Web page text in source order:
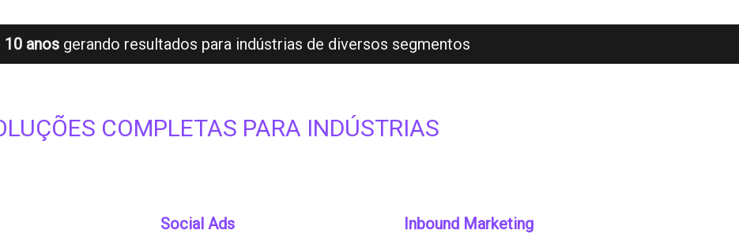
10 anos gerando resultados para indústrias de diversos segmentos
COMPLETAS PARA INDÚSTRIAS
Social Ads Inbound Marketing